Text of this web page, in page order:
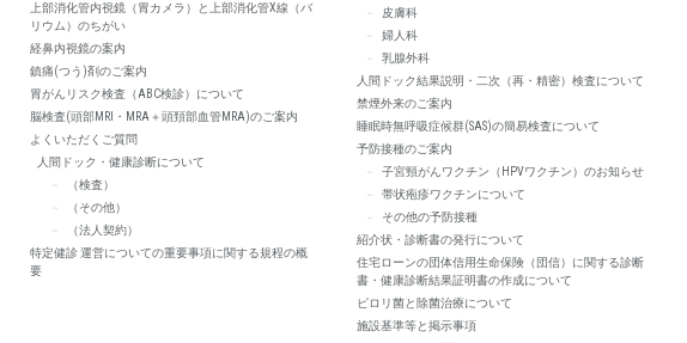
上部消化管内視鏡（胃カメラ）と上部消化管X線（バ
リウム）のちがい
経鼻内視鏡の案内
鎮痛(つう)剤のご案内
胃がんリスク検査（ABC検診）について
脳検査(頭部MRI・MRA＋頭頚部血管MRA)のご案内
よくいただくご質問
人間ドック・健康診断について
（検査）
（その他）
（法人契約）
特定健診 運営についての重要事項に関する規程の概
要
皮膚科
婦人科
乳腺外科
人間ドック結果説明・二次（再・精密）検査について
禁煙外来のご案内
睡眠時無呼吸症候群(SAS)の簡易検査について
予防接種のご案内
子宮頸がんワクチン（HPVワクチン）のお知らせ
帯状疱疹ワクチンについて
その他の予防接種
紹介状・診断書の発行について
住宅ローンの団体信用生命保険（団信）に関する診断
書・健康診断結果証明書の作成について
ピロリ菌と除菌治療について
施設基準等と掲示事項